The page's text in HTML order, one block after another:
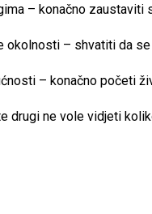
– konačno
okolnosti – shvatiti da
– konačno početi
drugi ne vole vidjeti